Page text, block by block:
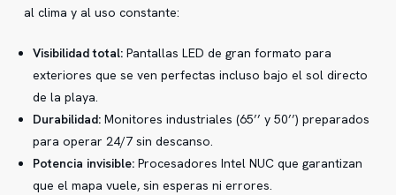
al clima y al uso constante:
Visibilidad total:Pantallas LED de gran formato para
exteriores que se ven perfectas incluso bajo el sol directo
de la playa.
Durabilidad:Monitores industriales (65’’ y 50’’) preparados
para operar 24/7 sin descanso.
Potencia invisible:Procesadores Intel NUC que garantizan
que el mapa vuele, sin esperas ni errores.